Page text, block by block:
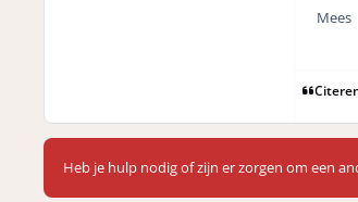
Mees
Heb je hulp nodig of zijn er zorgen om een